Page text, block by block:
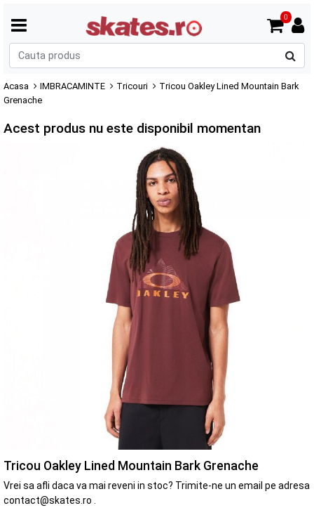
0
Acasa IMBRACAMINTE Tricouri
Tricou Oakley Lined Mountain Bark
Grenache
Acest produs nu este disponibil momentan
Tricou Oakley Lined Mountain Bark Grenache
Vrei sa afli daca va mai reveni in stoc? Trimite-ne un email pe adresa
contact@skates.ro .